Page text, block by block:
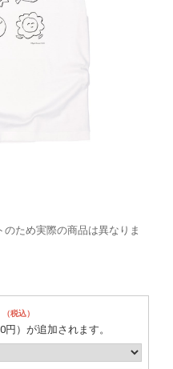
ため実際の商品は異なりま
（税込）
）が追加されます。